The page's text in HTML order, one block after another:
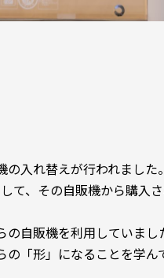
入れ替えが行われました。
て、その自販機から購入
自販機を利用していまし
「形」になることを学ん